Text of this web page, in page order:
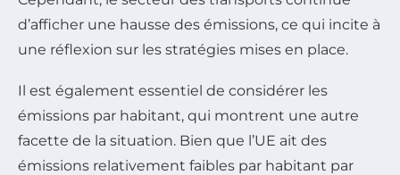
d’afficher une hausse des émissions, ce qui incite à
une réflexion sur les stratégies mises en place.
Il est également essentiel de considérer les
émissions par habitant, qui montrent une autre
facette de la situation. Bien que l’UE ait des
émissions relativement faibles par habitant par